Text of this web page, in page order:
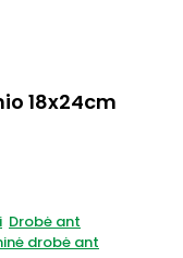
18x24cm
Drobė ant
drobė ant